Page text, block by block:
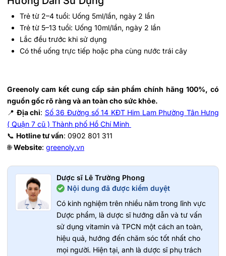
Trẻ từ 2–4 tuổi: Uống 5ml/lần, ngày 2 lần
Trẻ từ 5–13 tuổi: Uống 10ml/lần, ngày 2 lần
Lắc đều trước khi sử dụng
Có thể uống trực tiếp hoặc pha cùng nước trái cây
Greenoly cam kết cung cấp sản phẩm chính hãng 100%, có
nguồn gốc rõ ràng và an toàn cho sức khỏe.
📍 Địa chỉ: Số 36 Đường số 14 KĐT Him Lam Phường Tân Hưng
( Quận 7 cũ ) Thành phố Hồ Chí Minh
📞 Hotline tư vấn: 0902 801 311
🌐Website: greenoly.vn
Dược sĩ Lê Trường Phong
Nội dung đã được kiểm duyệt
Có kinh nghiệm trên nhiều năm trong lĩnh vực
Dược phẩm, là dược sĩ hướng dẫn và tư vấn
sử dụng vitamin và TPCN một cách an toàn,
hiệu quả, hướng đến chăm sóc tốt nhất cho
mọi người. Hiện tại, anh là dược sĩ phụ trách